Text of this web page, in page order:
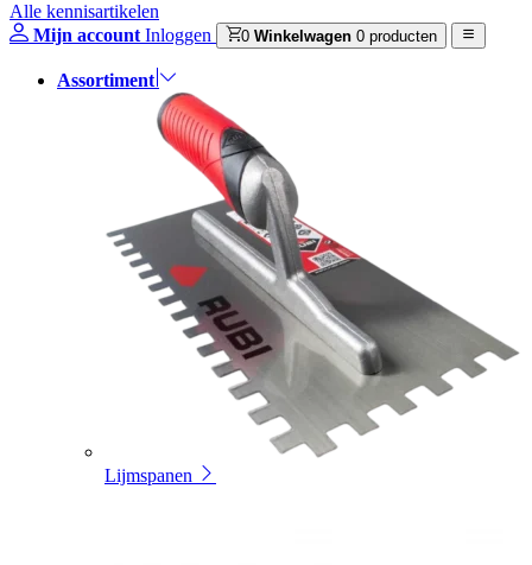
Alle kennisartikelen
Mijn account Inloggen 0 Winkelwagen 0 producten
Assortiment
Lijmspanen